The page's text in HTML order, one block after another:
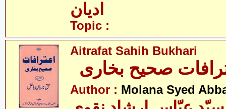
ادیان
Topic :
Aitrafat Sahih Bukhari
صحیح بخاری
Author : Molana Syed